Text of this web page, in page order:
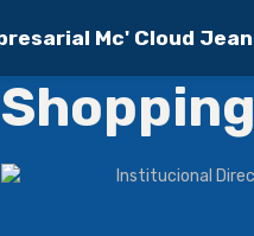
Mc' Cloud